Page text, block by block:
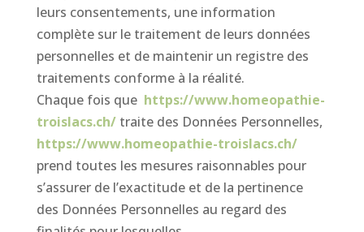
leurs consentements, une information
complète sur le traitement de leurs données
personnelles et de maintenir un registre des
traitements conforme à la réalité.
Chaque fois que https://www.homeopathie-
troislacs.ch/ traite des Données Personnelles,
https://www.homeopathie-troislacs.ch/
prend toutes les mesures raisonnables pour
s’assurer de l’exactitude et de la pertinence
des Données Personnelles au regard des